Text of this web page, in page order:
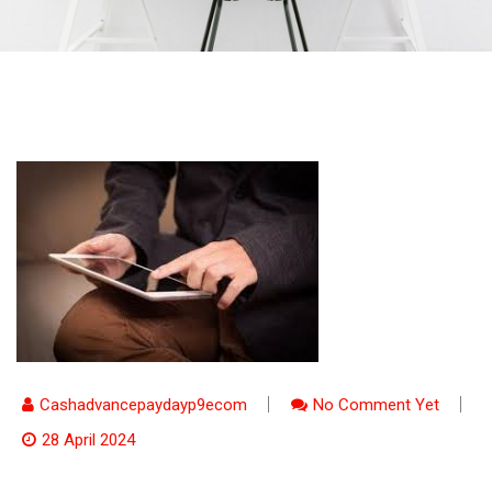
Cashadvancepaydayp9ecom
No Comment Yet
28 April 2024